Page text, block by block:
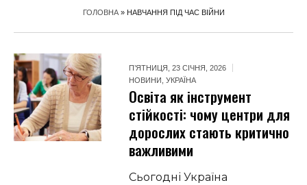
ГОЛОВНА» НАВЧАННЯ ПІД ЧАС ВІЙНИ
П’ЯТНИЦЯ, 23 СІЧНЯ, 2026
НОВИНИ ,УКРАЇНА
Освіта як інструмент
стійкості: чому центри для
дорослих стають критично
важливими
Сьогодні Україна